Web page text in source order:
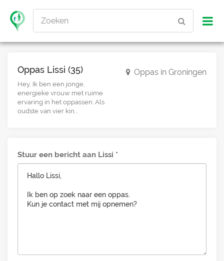
Zoeken
Oppas Lissi (35)
Hey, Ik ben een jonge,
energieke vrouw met ruime
ervaring in het oppassen. Als
oudste van vier kin...
Oppas in Groningen
Stuur een bericht aan Lissi